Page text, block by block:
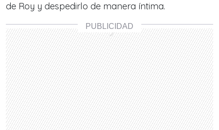
de Roy y despedirlo de manera íntima.